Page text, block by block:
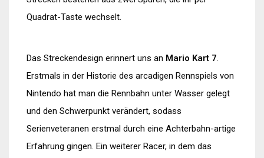
Quadrat-Taste wechselt.
Das Streckendesign erinnert uns an Mario Kart 7.
Erstmals in der Historie des arcadigen Rennspiels von
Nintendo hat man die Rennbahn unter Wasser gelegt
und den Schwerpunkt verändert, sodass
Serienveteranen erstmal durch eine Achterbahn-artige
Erfahrung gingen. Ein weiterer Racer, in dem das